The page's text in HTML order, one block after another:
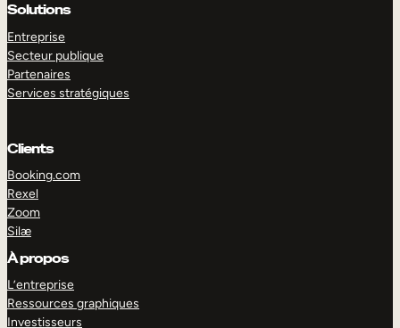
Solutions
Entreprise
Secteur publique
Partenaires
Services stratégiques
Clients
Booking.com
Rexel
Zoom
Silæ
À propos
L’entreprise
Ressources graphiques
Investisseurs